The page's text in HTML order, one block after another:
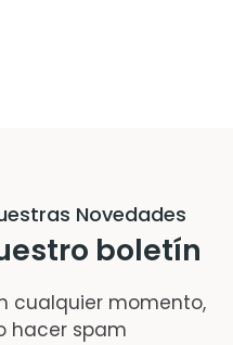
Novedades
boletín
cualquier momento,
hacer spam